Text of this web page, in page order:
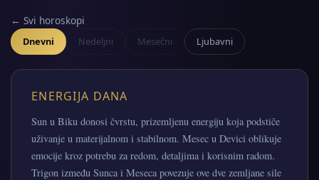
← Svi horoskopi
Dnevni Nedeljni Mesečni Ljubavni
ENERGIJA DANA
Sun u Biku donosi čvrstu, prizemljenu energiju koja podstiče
uživanje u materijalnom i stabilnom. Mesec u Devici oblikuje
emocije kroz potrebu za redom, detaljima i korisnim radom.
Trigon između Sunca i Meseca povezuje ove dve zemljane sile